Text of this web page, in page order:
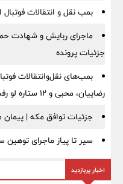
بمب نقل‌ و انتقالات فوتبال
ماجرای ربایش و شهادت
جزئیات پرونده
بمب‌های نقل‌وانتقالات
رضاییان، محبی و ۱۲ ستاره لو رفت
جزئیات توافق مکه | پیمان
سیر تا پیاز ماجرای
اخبار پربازدید